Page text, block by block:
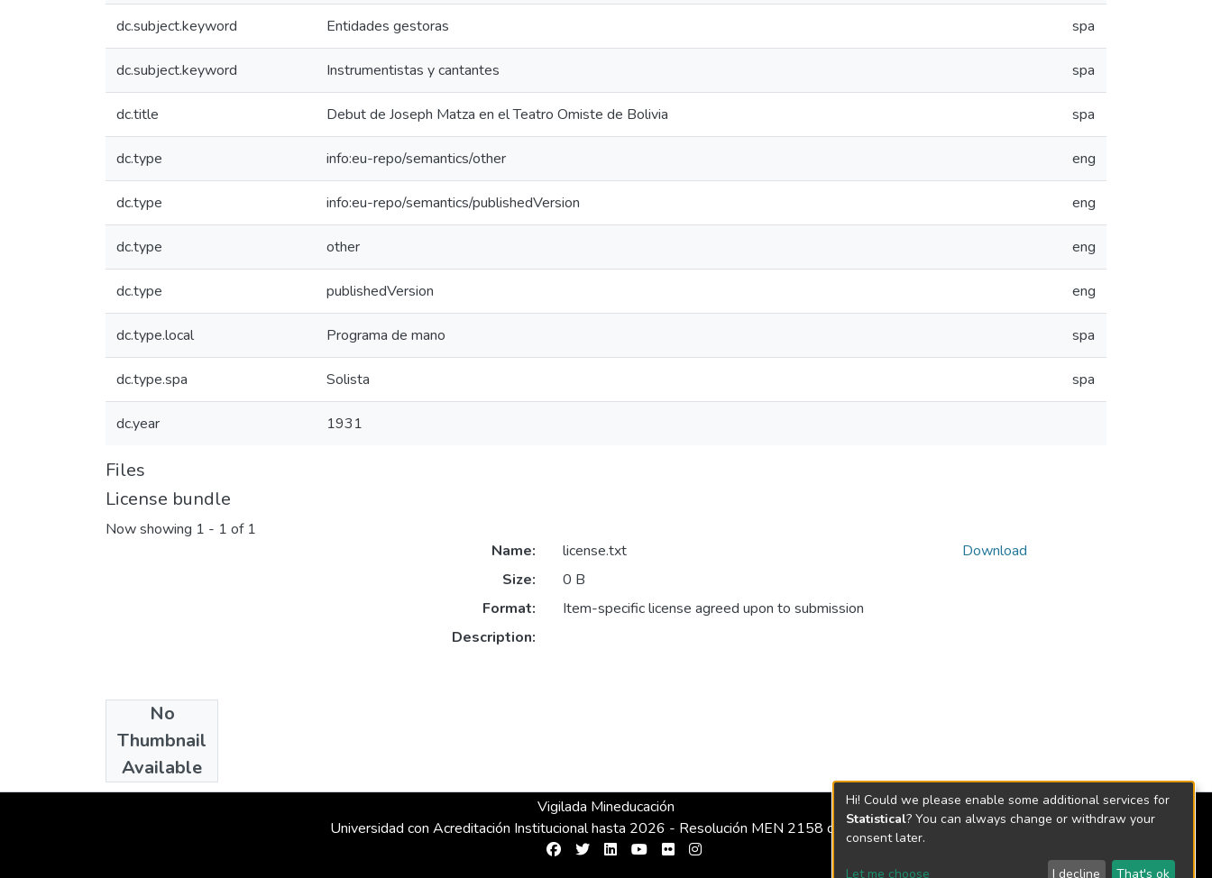
dc.subject.keyword Entidades gestoras spa
dc.subject.keyword Instrumentistas y cantantes spa
dc.title Debut de Joseph Matza en el Teatro Omiste de Bolivia spa
dc.type info:eu-repo/semantics/other eng
dc.type info:eu-repo/semantics/publishedVersion eng
dc.type other eng
dc.type publishedVersion eng
dc.type.local Programa de mano spa
dc.type.spa Solista spa
dc.year 1931
Files
License bundle
Now showing 1 - 1 of 1
No
Thumbnail
Available
Name:
license.txt
Size:
0 B
Format:
Item-specific license agreed upon to submission
Description:
Download
Collections
Bolivia
Vigilada Mineducación
Universidad con Acreditación Institucional hasta 2026 - Resolución MEN 2158 de 2018
Hi! Could we please enable some additional services for
Statistical? You can always change or withdraw your
consent later.
Let me choose I decline That's ok